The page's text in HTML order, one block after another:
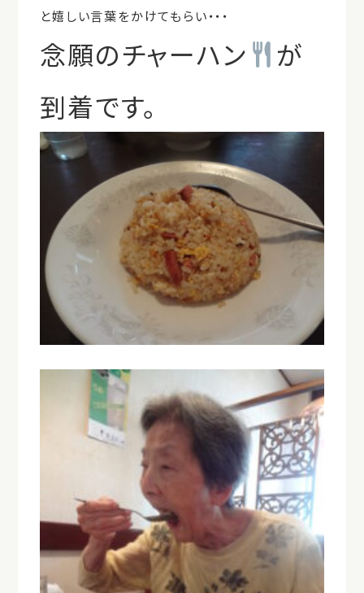
と嬉しい言葉をかけてもらい・・・
念願のチャーハン
が
到着です。